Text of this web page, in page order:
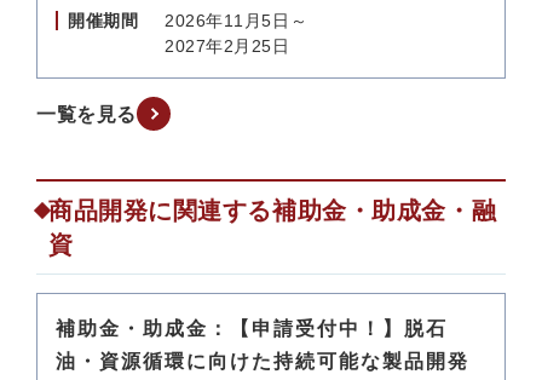
開催期間
2026年11月5日～
2027年2月25日
一覧を見る
商品開発に関連する補助金・助成金・融
資
補助金・助成金：【申請受付中！】脱石
油・資源循環に向けた持続可能な製品開発